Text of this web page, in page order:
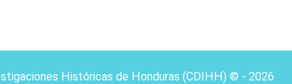
Históricas de Honduras (CDIHH) © - 2026